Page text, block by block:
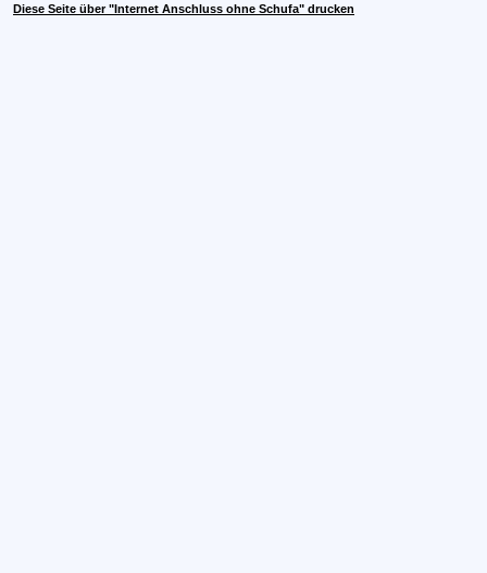
Diese Seite über "Internet Anschluss ohne Schufa" drucken